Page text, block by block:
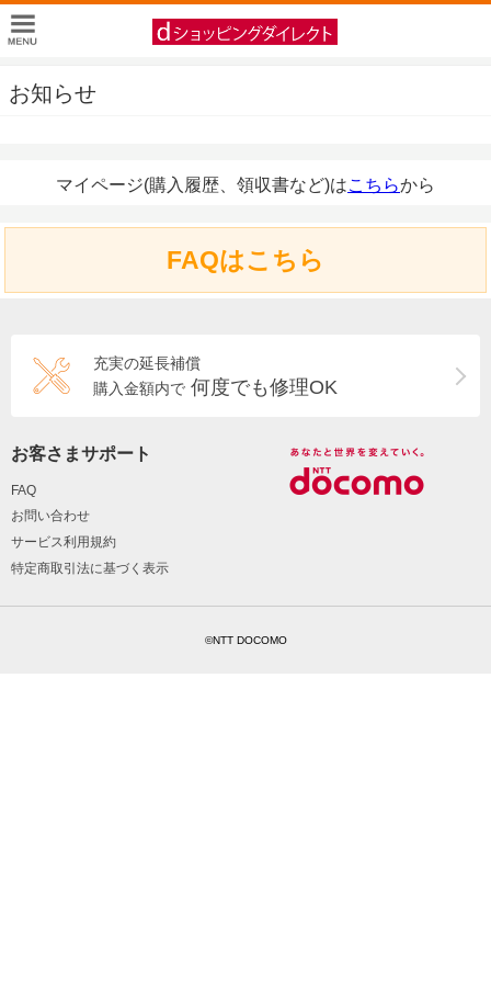
お知らせ
マイページ(購入履歴、領収書など)はこちらから
FAQはこちら
充実の延長補償
購入金額内で 何度でも修理OK
お客さまサポート
FAQ
お問い合わせ
サービス利用規約
特定商取引法に基づく表示
©NTT DOCOMO